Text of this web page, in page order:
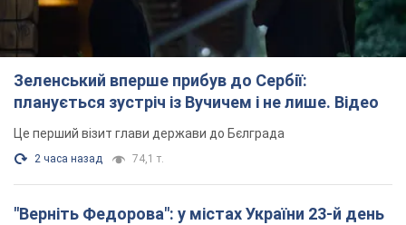
Зеленський вперше прибув до Сербії:
планується зустріч із Вучичем і не лише. Відео
Це перший візит глави держави до Бєлграда
2 часа назад 74,1 т.
"Верніть Федорова": у містах України 23-й день